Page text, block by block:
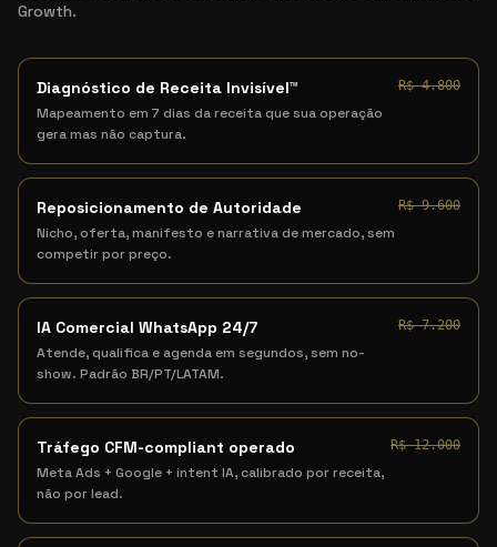
Growth.
Diagnóstico de Receita Invisível™
Mapeamento em 7 dias da receita que sua operação
gera mas não captura.
R$ 4.800
Reposicionamento de Autoridade
Nicho, oferta, manifesto e narrativa de mercado, sem
competir por preço.
R$ 9.600
IA Comercial WhatsApp 24/7
Atende, qualifica e agenda em segundos, sem no-
show. Padrão BR/PT/LATAM.
R$ 7.200
Tráfego CFM-compliant operado
Meta Ads + Google + intent IA, calibrado por receita,
não por lead.
R$ 12.000